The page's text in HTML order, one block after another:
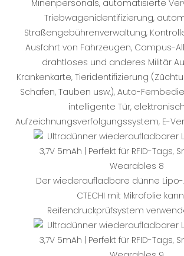
Minenpersonals, automatisierte
Triebwagenidentifizierung,
Straßengebührenverwaltung,
Ausfahrt von Fahrzeugen, Campus-
drahtloses und anderes Militär
Krankenkarte, Tieridentifizierung
Schafen, Tauben usw.), Auto-
intelligente Tür,
Aufzeichnungsverfolgungssystem, E-
Der wiederaufladbare dünne Lipo-
CTECHI mit Mikrofolie
Reifendruckprüfsystem